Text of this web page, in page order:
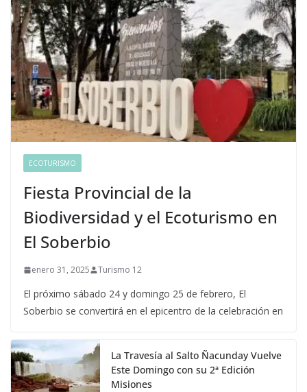
ECOTURISMO
Fiesta Provincial de la
Biodiversidad y el Ecoturismo en
El Soberbio
enero 31, 2025 Turismo 12
El próximo sábado 24 y domingo 25 de febrero, El
Soberbio se convertirá en el epicentro de la celebración en
La Travesía al Salto Ñacunday Vuelve
Este Domingo con su 2ª Edición
Misiones